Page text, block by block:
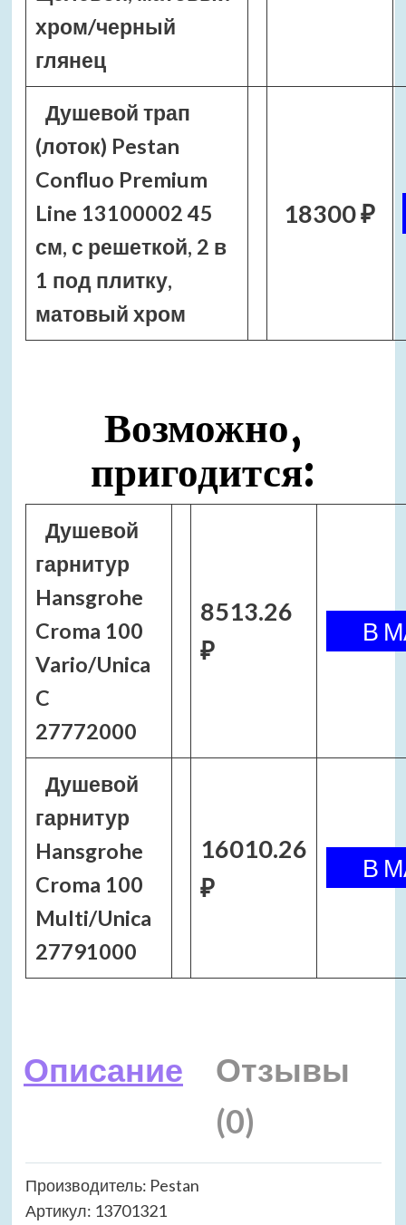
хром/черный
глянец
Душевой трап
(лоток) Pestan
Confluo Premium
Line 13100002 45
см, с решеткой, 2 в
1 под плитку,
матовый хром
18300 ₽
Возможно,
пригодится:
Душевой
гарнитур
Hansgrohe
Croma 100
Vario/Unica
C
27772000
8513.26
₽
Душевой
гарнитур
Hansgrohe
Croma 100
Multi/Unica
27791000
16010.26
₽
Описание
Отзывы
(0)
Производитель: Pestan
Артикул: 13701321